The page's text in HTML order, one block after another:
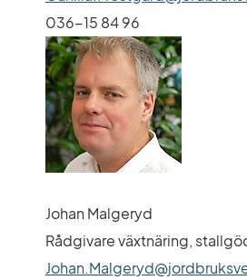
036-15 84 96
Johan Malgeryd
Rådgivare växtnäring,